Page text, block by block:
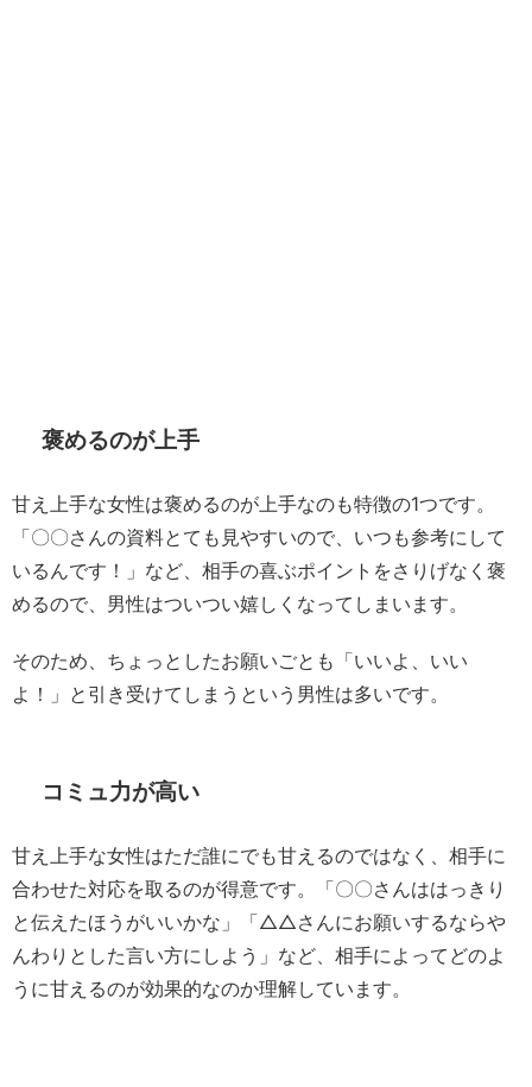
褒めるのが上手
甘え上手な女性は褒めるのが上手なのも特徴の1つです。
「〇〇さんの資料とても見やすいので、いつも参考にして
いるんです！」など、相手の喜ぶポイントをさりげなく褒
めるので、男性はついつい嬉しくなってしまいます。
そのため、ちょっとしたお願いごとも「いいよ、いい
よ！」と引き受けてしまうという男性は多いです。
コミュ力が高い
甘え上手な女性はただ誰にでも甘えるのではなく、相手に
合わせた対応を取るのが得意です。「〇〇さんははっきり
と伝えたほうがいいかな」「△△さんにお願いするならや
んわりとした言い方にしよう」など、相手によってどのよ
うに甘えるのが効果的なのか理解しています。